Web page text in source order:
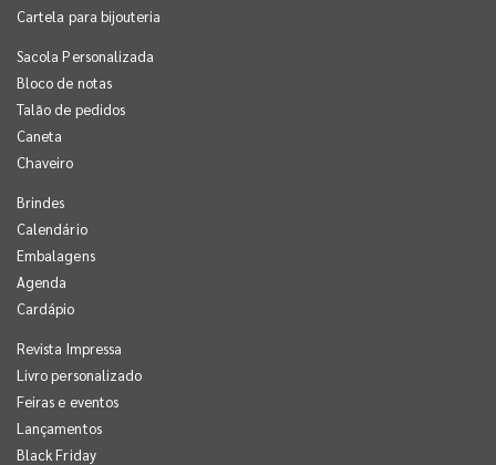
Cartela para bijouteria
Sacola Personalizada
Bloco de notas
Talão de pedidos
Caneta
Chaveiro
Brindes
Calendário
Embalagens
Agenda
Cardápio
Revista Impressa
Livro personalizado
Feiras e eventos
Lançamentos
Black Friday